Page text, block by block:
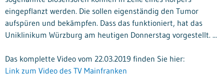
eingepflanzt werden. Die sollen eigenständig den Tumor
aufspüren und bekämpfen. Dass das funktioniert, hat das
Uniklinikum Würzburg am heutigen Donnerstag vorgestellt. ...
Das komplette Video vom 22.03.2019 finden Sie hier:
Link zum Video des TV Mainfranken